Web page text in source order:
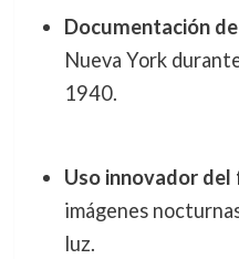
Documentación
Nueva York
1940.
Uso innovador del
imágenes
luz.